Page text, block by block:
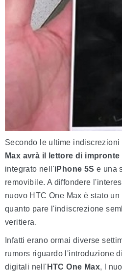
Secondo le ultime
Max avrà il lettore di
integrato nell'iPhone 5S e una
removibile. A diffondere
nuovo HTC One Max è stato
quanto pare l'indiscrezione
veritiera.
Infatti erano ormai diverse
rumors riguardo l'introduzione
digitali nell' HTC One Max, l